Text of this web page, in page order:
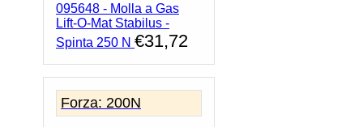
095648 - Molla a Gas
Lift-O-Mat Stabilus -
Spinta 250 N €31,72
Forza: 200N